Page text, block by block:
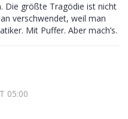
Die größte Tragödie ist nicht
verschwendet, weil man
Mit Puffer. Aber mach’s.
05:00